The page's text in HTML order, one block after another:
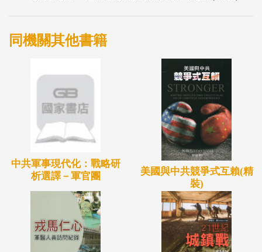
同機關其他書籍
中共軍事現代化：戰略研
析選譯－軍官團
美國與中共競爭式互賴(精
裝)